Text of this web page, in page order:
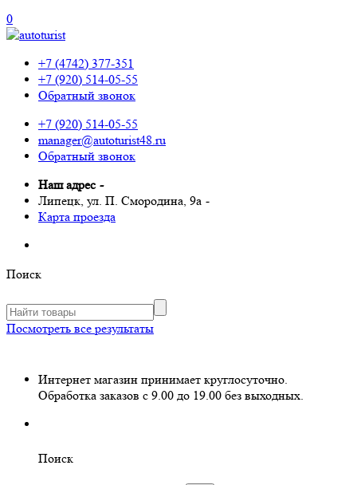
0
+7 (4742) 377-351
+7 (920) 514-05-55
Обратный звонок
+7 (920) 514-05-55
manager@autoturist48.ru
Обратный звонок
Наш адрес -
Липецк, ул. П. Смородина, 9а -
Карта проезда
Поиск
Посмотреть все результаты
Интернет магазин принимает круглосуточно.
Обработка заказов с 9.00 до 19.00 без выходных.
Поиск